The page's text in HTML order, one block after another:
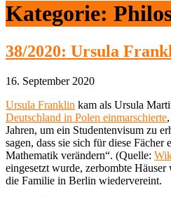
Kategorie:
38/2020: Ursula
16. September 2020
Ursula Franklin kam als Ursula
Deutschland in Polen einmarschierte
Jahren, um ein Studentenvisum zu
sagen, dass sie sich für diese
Mathematik verändern“. (Quelle:
eingesetzt wurde, zerbombte
die Familie in Berlin wiedervereint.